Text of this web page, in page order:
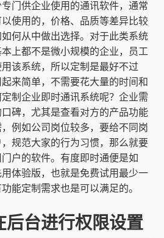
门供企业使用的通讯软件，通常
使用的，价格、品质等差异比较
何从中做出选择。对于此类系统
上都不是微小规模的企业，员工
该系统，所以定制是最好不过
来简单，不需要花大量的时间和
制企业即时通讯系统呢？企业需
碑，尤其是查看对方的产品功能
例如公司岗位较多，要给不同岗
规范大家的行为习惯，那么就要
户的软件。有度即时通便是如
体验版，也就是免费试用最少一
能定制需求也是可以满足的。
后台进行权限设置